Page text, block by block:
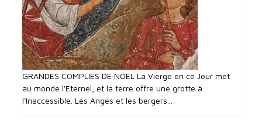
GRANDES COMPLIES DE NOEL La Vierge en ce Jour met
au monde l'Eternel, et la terre offre une grotte à
l'Inaccessible. Les Anges et les bergers...